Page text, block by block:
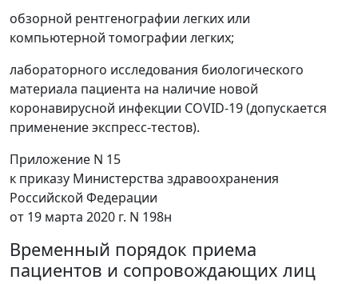
обзорной рентгенографии легких или
компьютерной томографии легких;
лабораторного исследования биологического
материала пациента на наличие новой
коронавирусной инфекции COVID-19 (допускается
применение экспресс-тестов).
Приложение N 15
к приказу Министерства здравоохранения
Российской Федерации
от 19 марта 2020 г. N 198н
Временный порядок приема
пациентов и сопровождающих лиц